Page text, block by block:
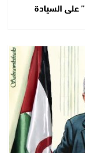
على السيادة